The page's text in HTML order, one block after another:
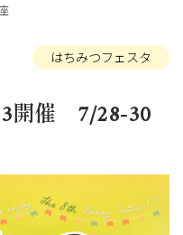
はちみつフェスタ
開催 7/28-30